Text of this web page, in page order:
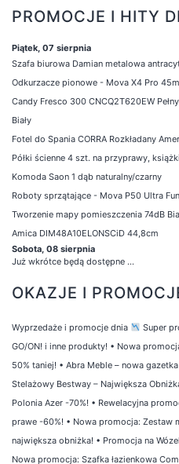
PROMOCJE I HITY
Piątek, 07 sierpnia
Szafa biurowa Damian metalowa
Odkurzacze pionowe - Mova X4 Pro
Candy Fresco 300 CNCQ2T620EW
Biały
Fotel do Spania CORRA Rozkładany
Półki ścienne 4 szt. na przyprawy,
Komoda Saon 1 dąb naturalny/czarny
Roboty sprzątające - Mova P50 Ultra
Tworzenie mapy pomieszczenia 74dB
Amica DIM48A10ELONSCiD 44,8cm
Sobota, 08 sierpnia
Już wkrótce będą dostępne ...
OKAZJE I
Wyprzedaże i promocje dnia
Super
GO/ON! i inne produkty! • Nowa
50% taniej! • Abra Meble – nowa
Stelażowy Bestway – Największa
Polonia Azer -70%! • Rewelacyjna
prawe -60%! • Nowa promocja: Zestaw
największa obniżka! • Promocja na
Nowa promocja: Szafka łazienkowa